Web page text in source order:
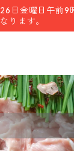
日金曜日午前
ります。